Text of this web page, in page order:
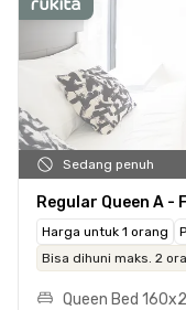
Sedang penuh
Regular Queen A - F
Harga untuk 1 orang
Bisa dihuni maks. 2
Queen Bed